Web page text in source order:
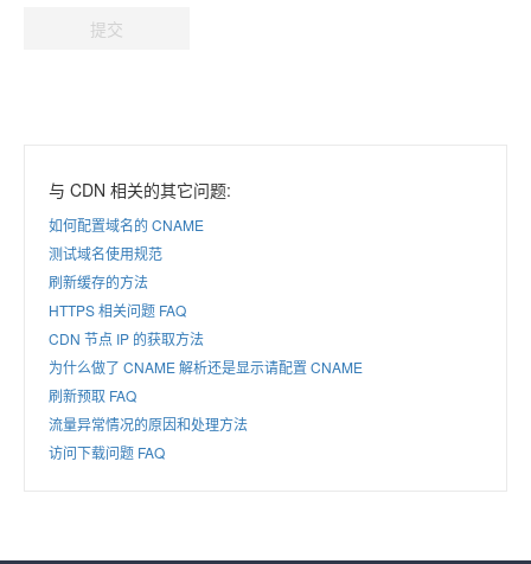
提交
与 CDN 相关的其它问题:
如何配置域名的 CNAME
测试域名使用规范
刷新缓存的方法
HTTPS 相关问题 FAQ
CDN 节点 IP 的获取方法
为什么做了 CNAME 解析还是显示请配置 CNAME
刷新预取 FAQ
流量异常情况的原因和处理方法
访问下载问题 FAQ